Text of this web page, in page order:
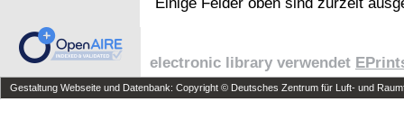
electronic library verwendet
Gestaltung Webseite und Datenbank: Copyright © Deutsches Zentrum für Luft- und